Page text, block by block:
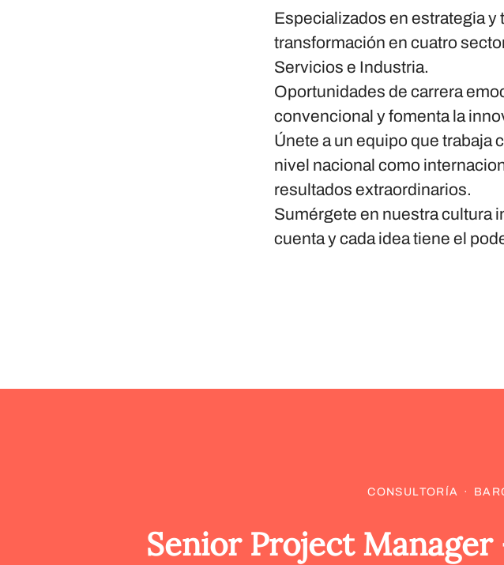
Especializados en estrategia
transformación en cuatro
Servicios e Industria.
Oportunidades de carrera
convencional y fomenta la
Únete a un equipo que trabaja
nivel nacional como
resultados extraordinarios.
Sumérgete en nuestra cultura
cuenta y cada idea tiene el
CONSULTORÍA ·
Senior Project